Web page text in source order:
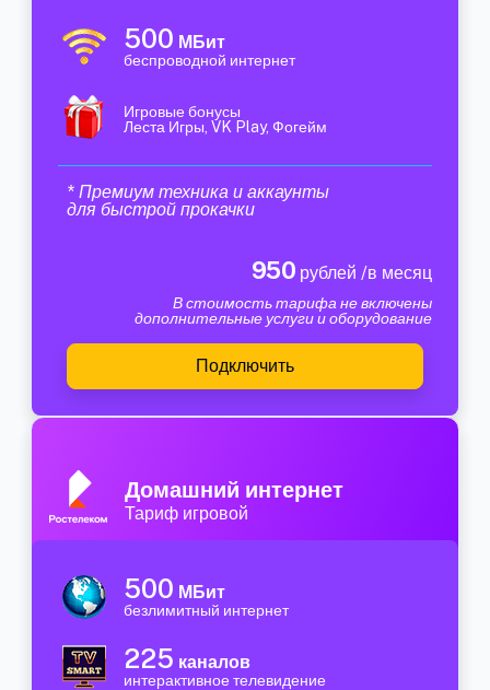
500 МБит
беспроводной интернет
Игровые бонусы
Леста Игры, VK Play, Фогейм
* Премиум техника и аккаунты
для быстрой прокачки
950 рублей /в месяц
В стоимость тарифа не включены
дополнительные услуги и оборудование
Подключить
Домашний интернет
Тариф игровой
500 МБит
безлимитный интернет
225 каналов
интерактивное телевидение